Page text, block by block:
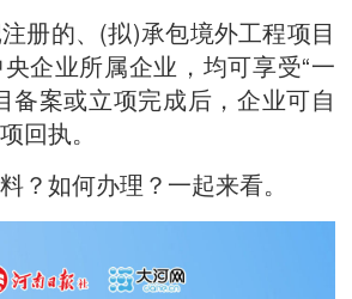
册的、(拟)承包境外工程项目
企业所属企业，均可享受“一
备案或立项完成后，企业可自
回执。
？如何办理？一起来看。